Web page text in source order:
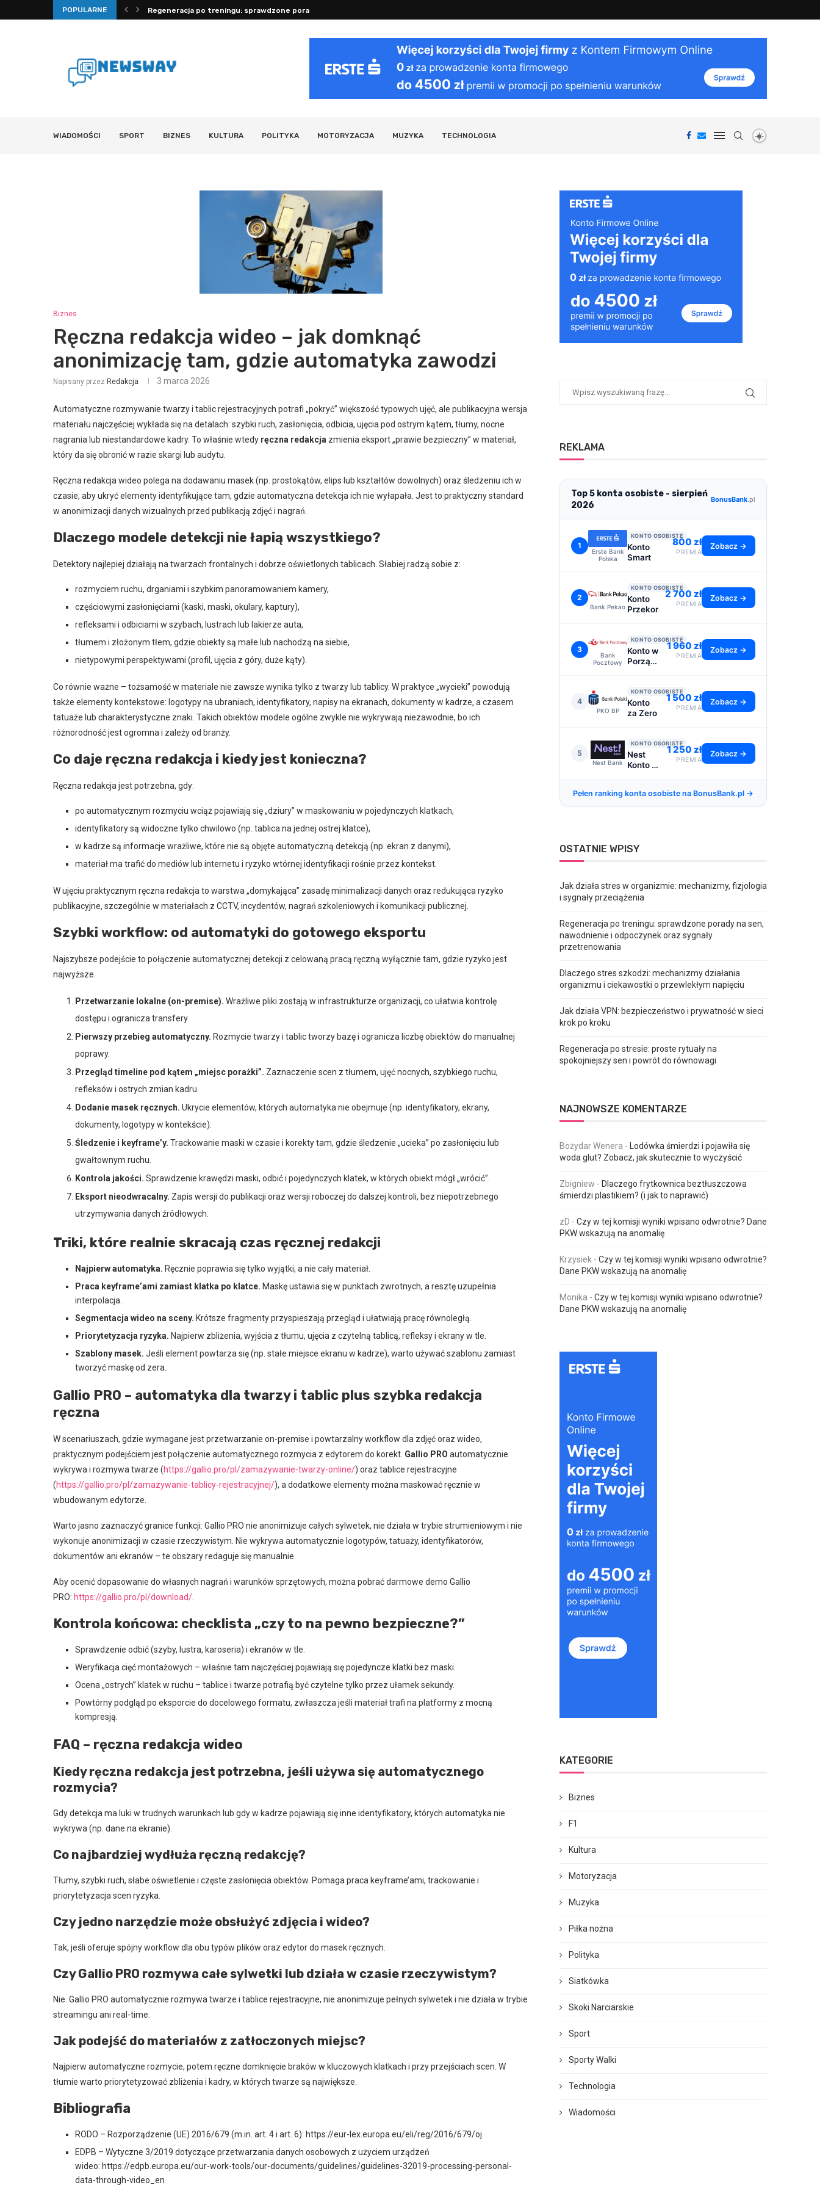
POPULARNE
mechanizmy, fizjologia i... Regeneracja po treningu: sprawdzone porady na sen, nawodnienie...
WIADOMOŚCI SPORT BIZNES KULTURA POLITYKA MOTORYZACJA MUZYKA TECHNOLOGIA
Biznes
Ręczna redakcja wideo – jak domknąć
anonimizację tam, gdzie automatyka zawodzi
Napisany przez Redakcja 3 marca 2026
Automatyczne rozmywanie twarzy i tablic rejestracyjnych potrafi „pokryć” większość typowych ujęć, ale publikacyjna wersja
materiału najczęściej wykłada się na detalach: szybki ruch, zasłonięcia, odbicia, ujęcia pod ostrym kątem, tłumy, nocne
nagrania lub niestandardowe kadry. To właśnie wtedy ręczna redakcja zmienia eksport „prawie bezpieczny” w materiał,
który da się obronić w razie skargi lub audytu.
Ręczna redakcja wideo polega na dodawaniu masek (np. prostokątów, elips lub kształtów dowolnych) oraz śledzeniu ich w
czasie, aby ukryć elementy identyfikujące tam, gdzie automatyczna detekcja ich nie wyłapała. Jest to praktyczny standard
w anonimizacji danych wizualnych przed publikacją zdjęć i nagrań.
Dlaczego modele detekcji nie łapią wszystkiego?
Detektory najlepiej działają na twarzach frontalnych i dobrze oświetlonych tablicach. Słabiej radzą sobie z:
rozmyciem ruchu, drganiami i szybkim panoramowaniem kamery,
częściowymi zasłonięciami (kaski, maski, okulary, kaptury),
refleksami i odbiciami w szybach, lustrach lub lakierze auta,
tłumem i złożonym tłem, gdzie obiekty są małe lub nachodzą na siebie,
nietypowymi perspektywami (profil, ujęcia z góry, duże kąty).
Co równie ważne – tożsamość w materiale nie zawsze wynika tylko z twarzy lub tablicy. W praktyce „wycieki” powodują
także elementy kontekstowe: logotypy na ubraniach, identyfikatory, napisy na ekranach, dokumenty w kadrze, a czasem
tatuaże lub charakterystyczne znaki. Takich obiektów modele ogólne zwykle nie wykrywają niezawodnie, bo ich
różnorodność jest ogromna i zależy od branży.
Co daje ręczna redakcja i kiedy jest konieczna?
Ręczna redakcja jest potrzebna, gdy:
po automatycznym rozmyciu wciąż pojawiają się „dziury” w maskowaniu w pojedynczych klatkach,
identyfikatory są widoczne tylko chwilowo (np. tablica na jednej ostrej klatce),
w kadrze są informacje wrażliwe, które nie są objęte automatyczną detekcją (np. ekran z danymi),
materiał ma trafić do mediów lub internetu i ryzyko wtórnej identyfikacji rośnie przez kontekst.
W ujęciu praktycznym ręczna redakcja to warstwa „domykająca” zasadę minimalizacji danych oraz redukująca ryzyko
publikacyjne, szczególnie w materiałach z CCTV, incydentów, nagrań szkoleniowych i komunikacji publicznej.
Szybki workflow: od automatyki do gotowego eksportu
Najszybsze podejście to połączenie automatycznej detekcji z celowaną pracą ręczną wyłącznie tam, gdzie ryzyko jest
najwyższe.
Przetwarzanie lokalne (on-premise). Wrażliwe pliki zostają w infrastrukturze organizacji, co ułatwia kontrolę
dostępu i ogranicza transfery.
Pierwszy przebieg automatyczny. Rozmycie twarzy i tablic tworzy bazę i ogranicza liczbę obiektów do manualnej
poprawy.
Przegląd timeline pod kątem „miejsc porażki”. Zaznaczenie scen z tłumem, ujęć nocnych, szybkiego ruchu,
refleksów i ostrych zmian kadru.
Dodanie masek ręcznych. Ukrycie elementów, których automatyka nie obejmuje (np. identyfikatory, ekrany,
dokumenty, logotypy w kontekście).
Śledzenie i keyframe’y. Trackowanie maski w czasie i korekty tam, gdzie śledzenie „ucieka” po zasłonięciu lub
gwałtownym ruchu.
Kontrola jakości. Sprawdzenie krawędzi maski, odbić i pojedynczych klatek, w których obiekt mógł „wrócić”.
Eksport nieodwracalny. Zapis wersji do publikacji oraz wersji roboczej do dalszej kontroli, bez niepotrzebnego
utrzymywania danych źródłowych.
Triki, które realnie skracają czas ręcznej redakcji
Najpierw automatyka. Ręcznie poprawia się tylko wyjątki, a nie cały materiał.
Praca keyframe’ami zamiast klatka po klatce. Maskę ustawia się w punktach zwrotnych, a resztę uzupełnia
interpolacja.
Segmentacja wideo na sceny. Krótsze fragmenty przyspieszają przegląd i ułatwiają pracę równoległą.
Priorytetyzacja ryzyka. Najpierw zbliżenia, wyjścia z tłumu, ujęcia z czytelną tablicą, refleksy i ekrany w tle.
Szablony masek. Jeśli element powtarza się (np. stałe miejsce ekranu w kadrze), warto używać szablonu zamiast
tworzyć maskę od zera.
Gallio PRO – automatyka dla twarzy i tablic plus szybka redakcja
ręczna
W scenariuszach, gdzie wymagane jest przetwarzanie on-premise i powtarzalny workflow dla zdjęć oraz wideo,
praktycznym podejściem jest połączenie automatycznego rozmycia z edytorem do korekt. Gallio PRO automatycznie
wykrywa i rozmywa twarze (https://gallio.pro/pl/zamazywanie-twarzy-online/) oraz tablice rejestracyjne
(https://gallio.pro/pl/zamazywanie-tablicy-rejestracyjnej/), a dodatkowe elementy można maskować ręcznie w
wbudowanym edytorze.
Warto jasno zaznaczyć granice funkcji: Gallio PRO nie anonimizuje całych sylwetek, nie działa w trybie strumieniowym i nie
wykonuje anonimizacji w czasie rzeczywistym. Nie wykrywa automatycznie logotypów, tatuaży, identyfikatorów,
dokumentów ani ekranów – te obszary redaguje się manualnie.
Aby ocenić dopasowanie do własnych nagrań i warunków sprzętowych, można pobrać darmowe demo Gallio
PRO: https://gallio.pro/pl/download/
Kontrola końcowa: checklista „czy to na pewno bezpieczne?”
Sprawdzenie odbić (szyby, lustra, karoseria) i ekranów w tle.
Weryfikacja cięć montażowych – właśnie tam najczęściej pojawiają się pojedyncze klatki bez maski.
Ocena „ostrych” klatek w ruchu – tablice i twarze potrafią być czytelne tylko przez ułamek sekundy.
Powtórny podgląd po eksporcie do docelowego formatu, zwłaszcza jeśli materiał trafi na platformy z mocną
kompresją.
FAQ – ręczna redakcja wideo
Kiedy ręczna redakcja jest potrzebna, jeśli używa się automatycznego
rozmycia?
Gdy detekcja ma luki w trudnych warunkach lub gdy w kadrze pojawiają się inne identyfikatory, których automatyka nie
wykrywa (np. dane na ekranie).
Co najbardziej wydłuża ręczną redakcję?
Tłumy, szybki ruch, słabe oświetlenie i częste zasłonięcia obiektów. Pomaga praca keyframe’ami, trackowanie i
priorytetyzacja scen ryzyka.
Czy jedno narzędzie może obsłużyć zdjęcia i wideo?
Tak, jeśli oferuje spójny workflow dla obu typów plików oraz edytor do masek ręcznych.
Czy Gallio PRO rozmywa całe sylwetki lub działa w czasie rzeczywistym?
Nie. Gallio PRO automatycznie rozmywa twarze i tablice rejestracyjne, nie anonimizuje pełnych sylwetek i nie działa w trybie
streamingu ani real-time.
Jak podejść do materiałów z zatłoczonych miejsc?
Najpierw automatyczne rozmycie, potem ręczne domknięcie braków w kluczowych klatkach i przy przejściach scen. W
tłumie warto priorytetyzować zbliżenia i kadry, w których twarze są największe.
Bibliografia
RODO – Rozporządzenie (UE) 2016/679 (m.in. art. 4 i art. 6): https://eur-lex.europa.eu/eli/reg/2016/679/oj
EDPB – Wytyczne 3/2019 dotyczące przetwarzania danych osobowych z użyciem urządzeń
wideo: https://edpb.europa.eu/our-work-tools/our-documents/guidelines/guidelines-32019-processing-personal-
data-through-video_en
REKLAMA
Top 5 konta osobiste - sierpień
2026
BonusBank.pl
1
Erste Bank
Polska
KONTO OSOBISTE
Konto
Smart
800 zł
PREMIA
Zobacz →
2
Bank Pekao
KONTO OSOBISTE
Konto
Przekorzystne
2 700 zł
PREMIA
Zobacz →
3
Bank
Pocztowy
KONTO OSOBISTE
Konto w
Porządku
1 960 zł
PREMIA
Zobacz →
4
PKO BP
KONTO OSOBISTE
Konto
za Zero
1 500 zł
PREMIA
Zobacz →
5
Nest Bank
KONTO OSOBISTE
Nest
Konto -
1 250 zł
PREMIA
Zobacz →
Pełen ranking konta osobiste na BonusBank.pl →
OSTATNIE WPISY
Jak działa stres w organizmie: mechanizmy, fizjologia
i sygnały przeciążenia
Regeneracja po treningu: sprawdzone porady na sen,
nawodnienie i odpoczynek oraz sygnały
przetrenowania
Dlaczego stres szkodzi: mechanizmy działania
organizmu i ciekawostki o przewlekłym napięciu
Jak działa VPN: bezpieczeństwo i prywatność w sieci
krok po kroku
Regeneracja po stresie: proste rytuały na
spokojniejszy sen i powrót do równowagi
NAJNOWSZE KOMENTARZE
Bożydar Wenera -
Lodówka śmierdzi i pojawiła się
woda glut? Zobacz, jak skutecznie to wyczyścić
Zbigniew - Dlaczego frytkownica beztłuszczowa
śmierdzi plastikiem? (i jak to naprawić)
zD - Czy w tej komisji wyniki wpisano odwrotnie? Dane
PKW wskazują na anomalię
Krzysiek - Czy w tej komisji wyniki wpisano odwrotnie?
Dane PKW wskazują na anomalię
Monika - Czy w tej komisji wyniki wpisano odwrotnie?
Dane PKW wskazują na anomalię
KATEGORIE
Biznes
F1
Kultura
Motoryzacja
Muzyka
Piłka nożna
Polityka
Siatkówka
Skoki Narciarskie
Sport
Sporty Walki
Technologia
Wiadomości